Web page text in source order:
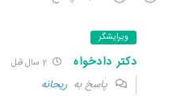
ویرایشگر
دکتر دادخواه
پاسخ به ریحانه